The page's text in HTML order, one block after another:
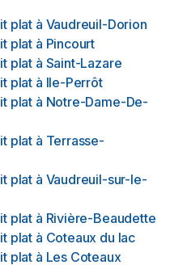
plat à Vaudreuil-Dorion
plat à Pincourt
plat à Saint-Lazare
plat à Ile-Perrôt
plat à Notre-Dame-De-
plat à Terrasse-
plat à Vaudreuil-sur-le-
plat à Rivière-Beaudette
plat à Coteaux du lac
plat à Les Coteaux